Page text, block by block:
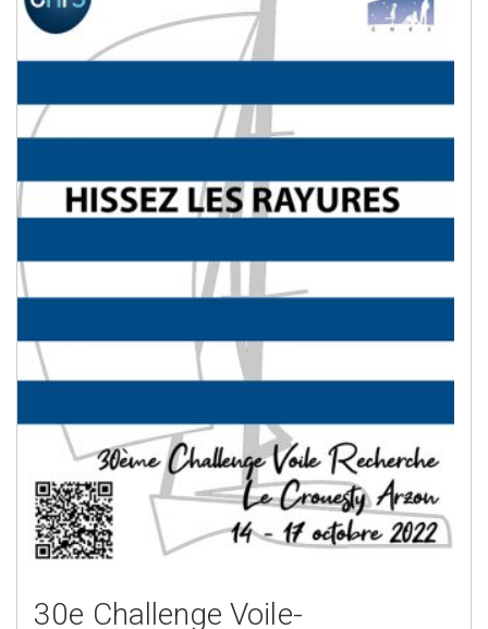
30e Challenge Voile-